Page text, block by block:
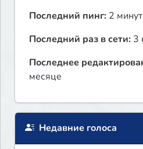
Последний пинг: 2
Последний раз в сети: 3
Последнее
месяце
Недавние голоса